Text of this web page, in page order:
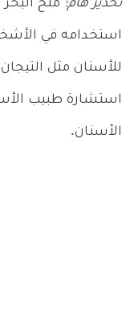
تحذير هام؛ ملح
استخدامه في
للأسنان مثل
استشارة طبيب
الأسنان.